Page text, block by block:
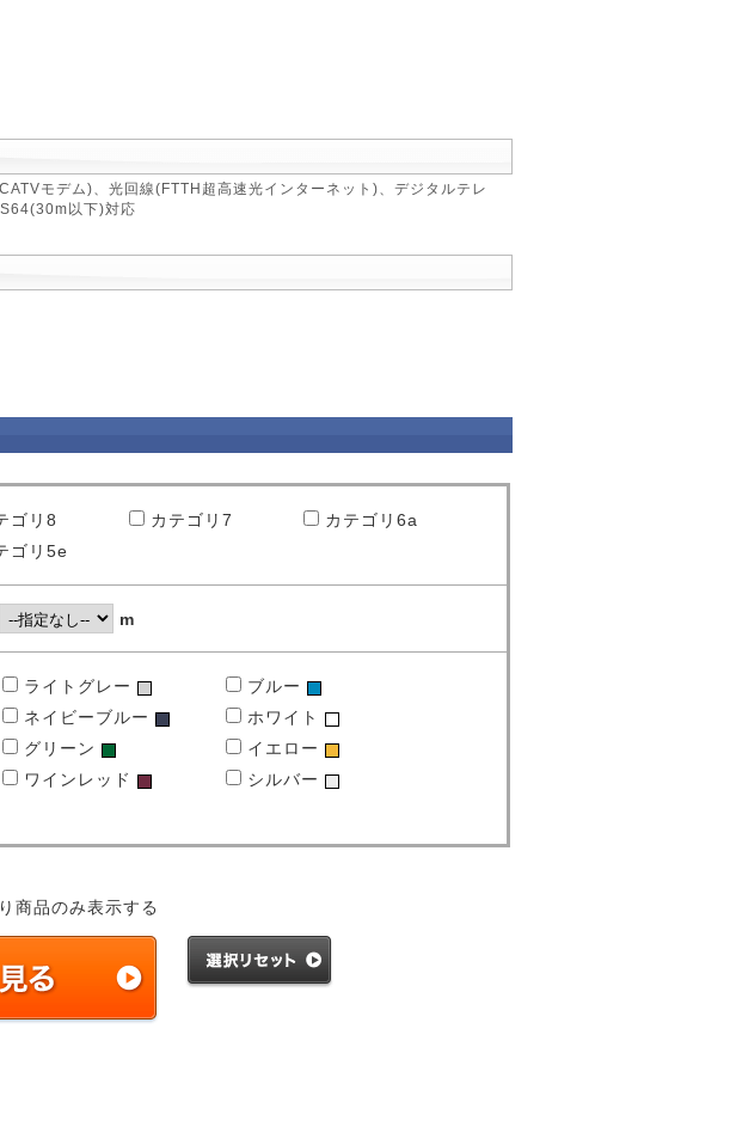
モデム)、光回線(FTTH超高速光インターネット)、デジタルテレ
以下)対応
ゴリ8 カテゴリ7
カテゴリ6a
ゴリ5e
m
ライトグレー
ブルー
ネイビーブルー
ホワイト
グリーン
イエロー
ワインレッド
シルバー
商品のみ表示する